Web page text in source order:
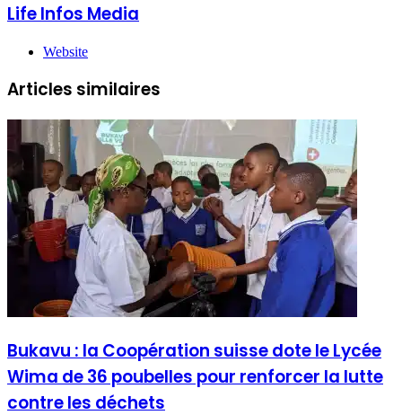
Life Infos Media
Website
Articles similaires
Bukavu : la Coopération suisse dote le Lycée
Wima de 36 poubelles pour renforcer la lutte
contre les déchets